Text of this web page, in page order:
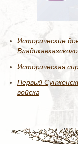
Исторические
Историческая
Первый
войска